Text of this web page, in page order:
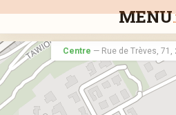
MENU
Centre — Rue de Trèves, 71,